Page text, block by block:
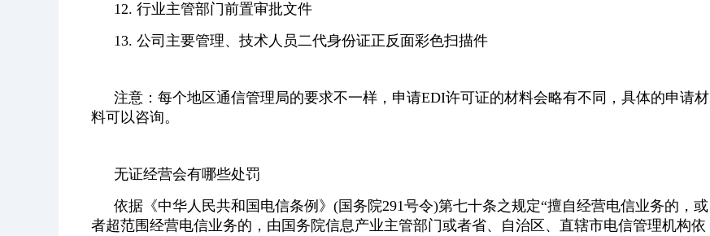
12. 行业主管部门前置审批文件
13. 公司主要管理、技术人员二代身份证正反面彩色扫描件
注意：每个地区通信管理局的要求不一样，申请EDI许可证的材料会略有不同，具体的申请材
料可以咨询。
无证经营会有哪些处罚
依据《中华人民共和国电信条例》(国务院291号令)第七十条之规定“擅自经营电信业务的，或
者超范围经营电信业务的，由国务院信息产业主管部门或者省、自治区、直辖市电信管理机构依